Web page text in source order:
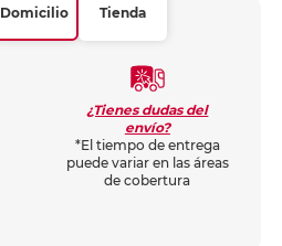
Domicilio Tienda
¿Tienes dudas del
envío?
*El tiempo de entrega
puede variar en las áreas
de cobertura